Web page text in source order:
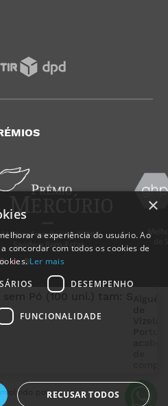
Saúde e Bem-Estar
por
×
a experiência do usuário. Ao
concordar com todos os cookies de
Ler mais
DESEMPENHO
FUNCIONALIDADE
RECUSAR TODOS
Nitrilo
Rosa